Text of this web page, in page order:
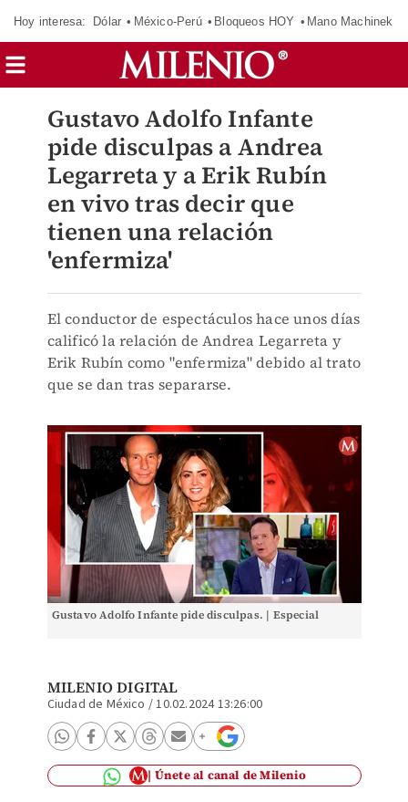
Hoy interesa: Dólar México-Perú Bloqueos HOY Mano Machinek
Gustavo Adolfo Infante
pide disculpas a Andrea
Legarreta y a Erik Rubín
en vivo tras decir que
tienen una relación
'enfermiza'
El conductor de espectáculos hace unos días
calificó la relación de Andrea Legarreta y
Erik Rubín como "enfermiza" debido al trato
que se dan tras separarse.
Gustavo Adolfo Infante pide disculpas. | Especial
MILENIO DIGITAL
Ciudad de México /10.02.2024 13:26:00
Únete al canal de Milenio